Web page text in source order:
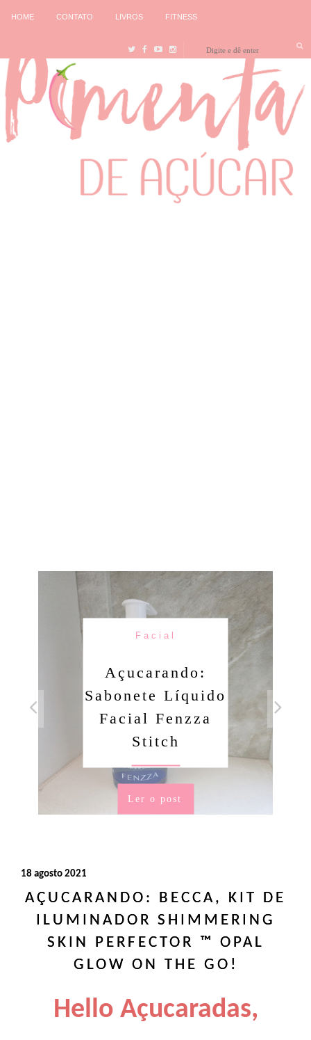
HOME CONTATO LIVROS FITNESS
Facial
Açucarando:
Sabonete Líquido
Facial Fenzza
Stitch
Ler o post
18 agosto 2021
AÇUCARANDO: BECCA, KIT DE
ILUMINADOR SHIMMERING
SKIN PERFECTOR ™ OPAL
GLOW ON THE GO!
Hello Açucaradas,